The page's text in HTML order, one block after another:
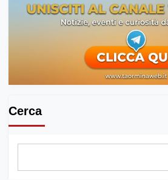
Cerca